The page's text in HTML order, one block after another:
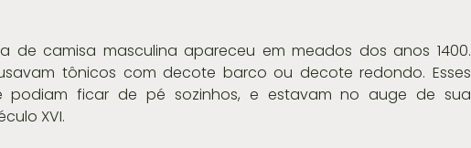
de camisa masculina apareceu em meados dos anos 1400.
tônicos com decote barco ou decote redondo. Esses
podiam ficar de pé sozinhos, e estavam no auge de sua
XVI.